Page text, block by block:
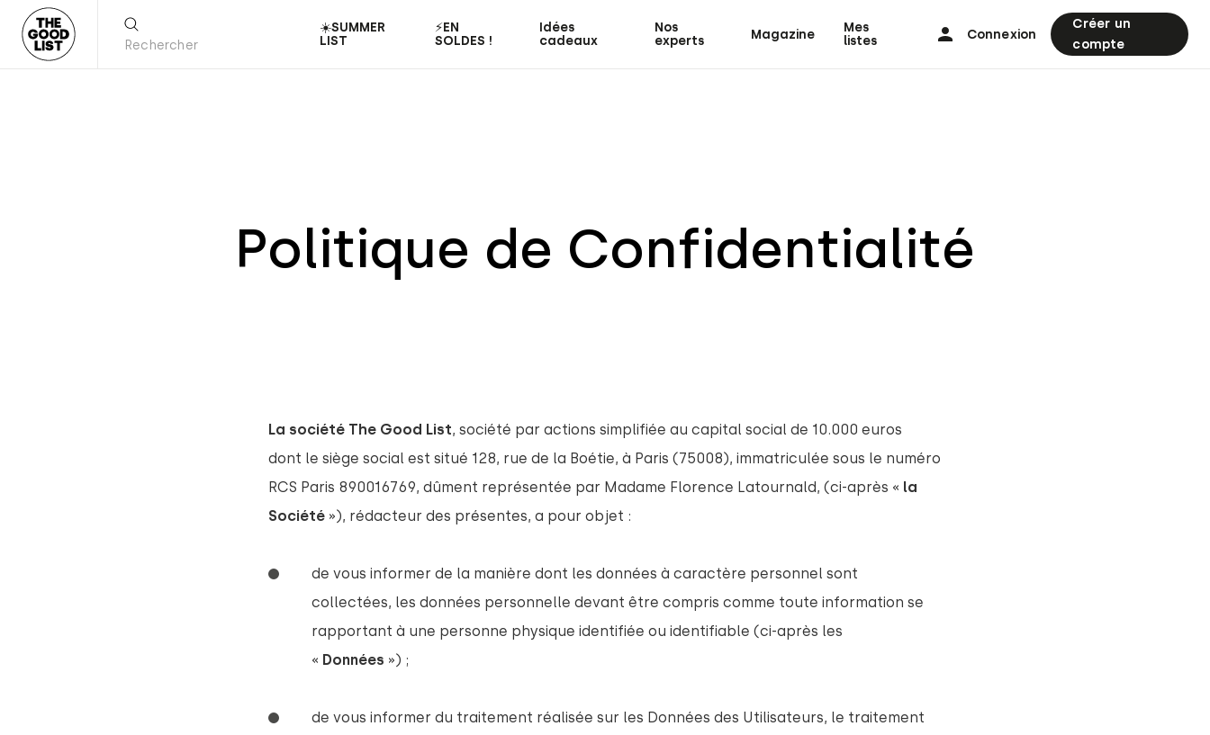
☀️SUMMER
LIST
⚡️EN
SOLDES !
Idées
cadeaux
Nos
experts
Magazine
Mes
listes
Connexion
Créer un
compte
Politique de Confidentialité
La société The Good List, société par actions simplifiée au capital social de 10.000 euros
dont le siège social est situé 128, rue de la Boétie, à Paris (75008), immatriculée sous le numéro
RCS Paris 890016769, dûment représentée par Madame Florence Latournald, (ci-après « la
Société »), rédacteur des présentes, a pour objet :
de vous informer de la manière dont les données à caractère personnel sont
collectées, les données personnelle devant être compris comme toute information se
rapportant à une personne physique identifiée ou identifiable (ci-après les
« Données ») ;
de vous informer du traitement réalisée sur les Données des Utilisateurs, le traitement